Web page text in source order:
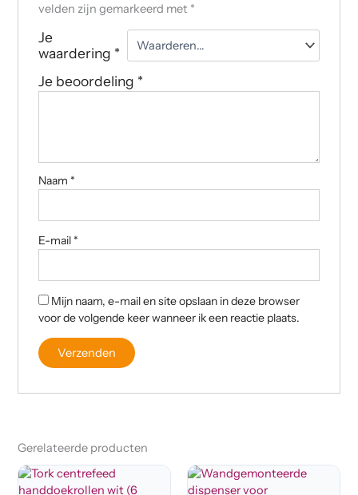
velden zijn gemarkeerd met *
Je
waardering *
Je beoordeling *
Naam *
E-mail *
Mijn naam, e-mail en site opslaan in deze browser
voor de volgende keer wanneer ik een reactie plaats.
Gerelateerde producten